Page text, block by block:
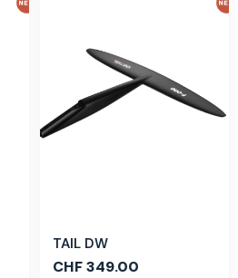
TAIL DW
CHF349.00